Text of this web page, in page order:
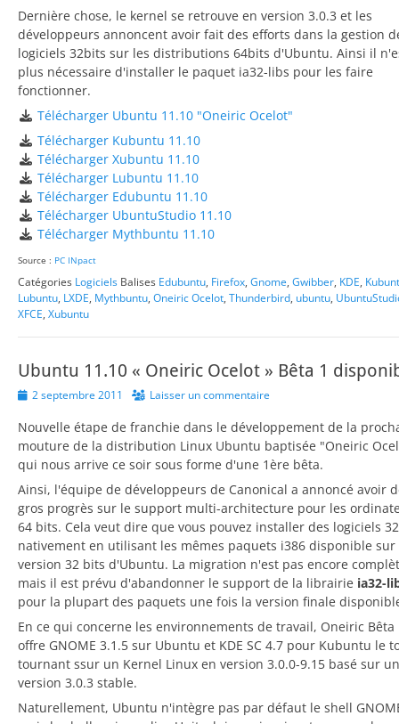
Dernière chose, le kernel se retrouve en version 3.0.3 et les
développeurs annoncent avoir fait des efforts dans la gestion
logiciels 32bits sur les distributions 64bits d'Ubuntu. Ainsi il
plus nécessaire d'installer le paquet ia32-libs pour les faire
fonctionner.
Télécharger Ubuntu 11.10 "Oneiric Ocelot"
Télécharger Kubuntu 11.10
Télécharger Xubuntu 11.10
Télécharger Lubuntu 11.10
Télécharger Edubuntu 11.10
Télécharger UbuntuStudio 11.10
Télécharger Mythbuntu 11.10
Source : PC INpact
Catégories Logiciels Balises Edubuntu, Firefox, Gnome, Gwibber, KDE,
Lubuntu, LXDE, Mythbuntu, Oneiric Ocelot, Thunderbird, ubuntu,
XFCE, Xubuntu
Ubuntu 11.10 « Oneiric Ocelot » Bêta 1
Posted
2 septembre 2011 Laisser un commentaire
Nouvelle étape de franchie dans le développement de la
mouture de la distribution Linux Ubuntu baptisée "Oneiric
qui nous arrive ce soir sous forme d'une 1ère bêta.
Ainsi, l'équipe de développeurs de Canonical a annoncé avoir
gros progrès sur le support multi-architecture pour les
64 bits. Cela veut dire que vous pouvez installer des logiciels
nativement en utilisant les mêmes paquets i386 disponible sur
version 32 bits d'Ubuntu. La migration n'est pas encore
mais il est prévu d'abandonner le support de la librairie ia32-
pour la plupart des paquets une fois la version finale
En ce qui concerne les environnements de travail, Oneiric Bêta
offre GNOME 3.1.5 sur Ubuntu et KDE SC 4.7 pour Kubuntu le
tournant ssur un Kernel Linux en version 3.0.0-9.15 basé sur
version 3.0.3 stable.
Naturellement, Ubuntu n'intègre pas par défaut le shell